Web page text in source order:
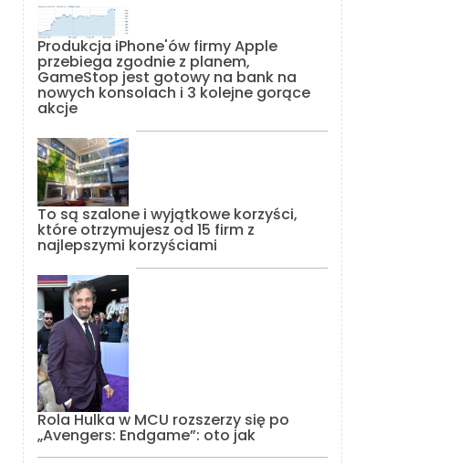
Produkcja iPhone'ów firmy Apple
przebiega zgodnie z planem,
GameStop jest gotowy na bank na
nowych konsolach i 3 kolejne gorące
akcje
To są szalone i wyjątkowe korzyści,
które otrzymujesz od 15 firm z
najlepszymi korzyściami
Rola Hulka w MCU rozszerzy się po
„Avengers: Endgame”: oto jak